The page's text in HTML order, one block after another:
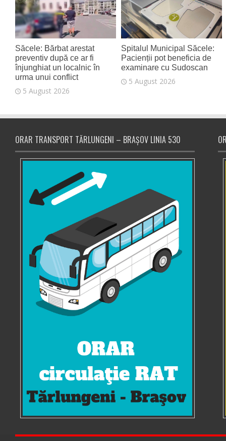
Săcele: Bărbat arestat
preventiv după ce ar fi
înjunghiat un localnic în
urma unui conflict
5 August 2026
Spitalul Municipal Săcele:
Pacienții pot beneficia de
examinare cu Sudoscan
5 August 2026
ORAR TRANSPORT TĂRLUNGENI – BRAȘOV LINIA 530